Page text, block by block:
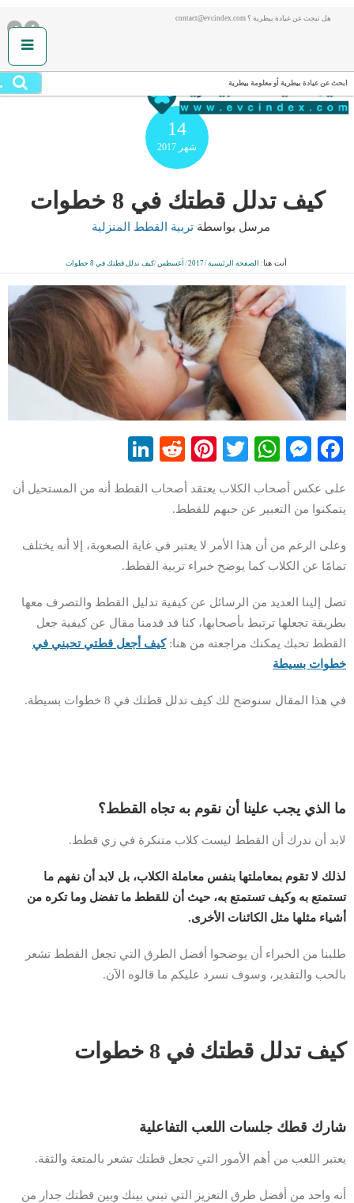
هل تبحث عن عيادة بيطرية ؟ contact@evcindex.com
ابحث عن عيادة بيطرية أو معلومة بيطرية
14
شهر 2017
كيف تدلل قطتك في 8 خطوات
مرسل بواسطة تربية القطط المنزلية
أنت هنا: الصفحة الرئيسية/
2017
/ أغسطس/كيف تدلل قطتك في 8 خطوات
Facebook
Messenger
WhatsApp
Twitter
Pinterest
Reddit
على عكس أصحاب الكلاب يعتقد أصحاب القطط أنه من المستحيل أن
يتمكنوا من التعبير عن حبهم للقطط.
وعلى الرغم من أن هذا الأمر لا يعتبر في غاية الصعوبة، إلا أنه يختلف
تمامًا عن الكلاب كما يوضح خبراء تربية القطط.
تصل إلينا العديد من الرسائل عن كيفية تدليل القطط والتصرف معها
بطريقة تجعلها ترتبط بأصحابها، كنا قد قدمنا مقال عن كيفية جعل
القطط تحبك يمكنك مراجعته من هنا:كيف أجعل قطتي تحبني في
خطوات بسيطة
في هذا المقال سنوضح لك كيف تدلل قطتك في 8 خطوات بسيطة.
ما الذي يجب علينا أن نقوم به تجاه القطط؟
لابد أن ندرك أن القطط ليست كلاب متنكرة في زي قطط.
لذلك لا تقوم بمعاملتها بنفس معاملة الكلاب، بل لابد أن نفهم ما
تستمتع به وكيف تستمتع به، حيث أن للقطط ما تفضل وما تكره من
أشياء مثلها مثل الكائنات الأخرى.
طلبنا من الخبراء أن يوضحوا أفضل الطرق التي تجعل القطط تشعر
بالحب والتقدير، وسوف نسرد عليكم ما قالوه الآن.
كيف تدلل قطتك في 8 خطوات
شارك قطك جلسات اللعب التفاعلية
يعتبر اللعب من أهم الأمور التي تجعل قطتك تشعر بالمتعة والثقة.
أنه واحد من أفضل طرق التعزيز التي تبني بينك وبين قطتك جدار من